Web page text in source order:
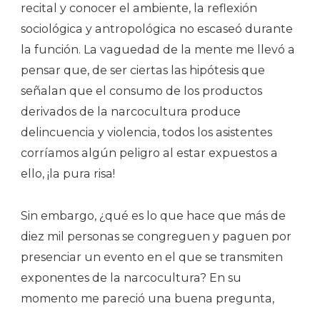
recital y conocer el ambiente, la reflexión
sociológica y antropológica no escaseó durante
la función. La vaguedad de la mente me llevó a
pensar que, de ser ciertas las hipótesis que
señalan que el consumo de los productos
derivados de la narcocultura produce
delincuencia y violencia, todos los asistentes
corríamos algún peligro al estar expuestos a
ello, ¡la pura risa!
Sin embargo, ¿qué es lo que hace que más de
diez mil personas se congreguen y paguen por
presenciar un evento en el que se transmiten
exponentes de la narcocultura? En su
momento me pareció una buena pregunta,